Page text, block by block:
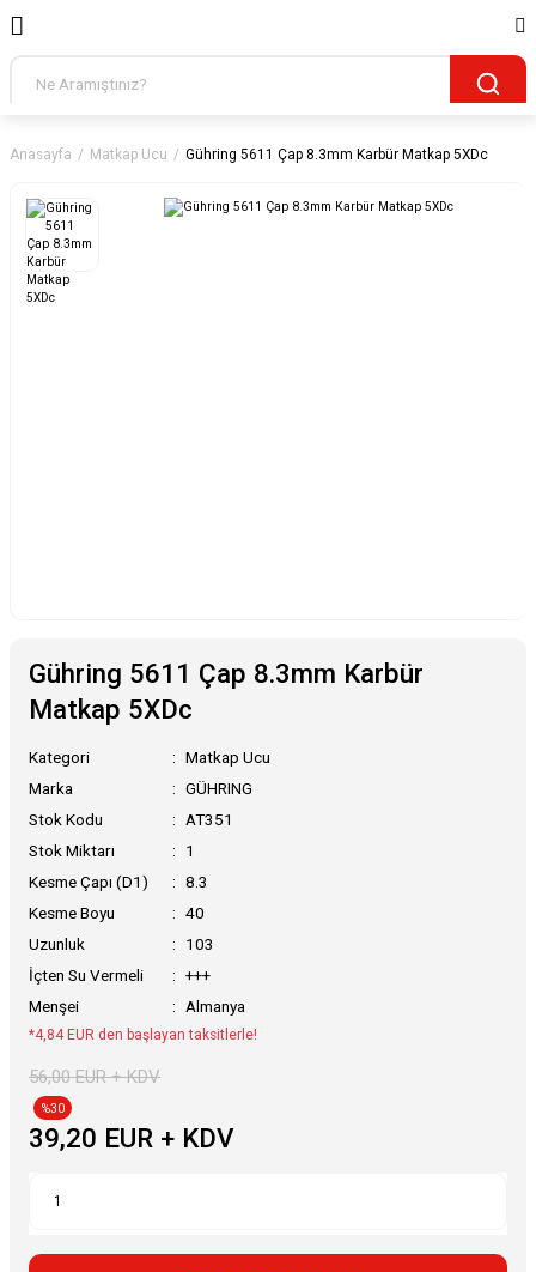
Anasayfa Matkap Ucu Gühring 5611 Çap 8.3mm Karbür Matkap 5XDc
Gühring 5611 Çap 8.3mm Karbür
Matkap 5XDc
Kategori
Matkap Ucu
Marka
GÜHRING
Stok Kodu
AT351
Stok Miktarı
1
Kesme Çapı (D1)
8.3
Kesme Boyu
40
Uzunluk
103
İçten Su Vermeli
+++
Menşei
Almanya
*4,84 EUR den başlayan taksitlerle!
56,00 EUR + KDV
%30
39,20 EUR + KDV